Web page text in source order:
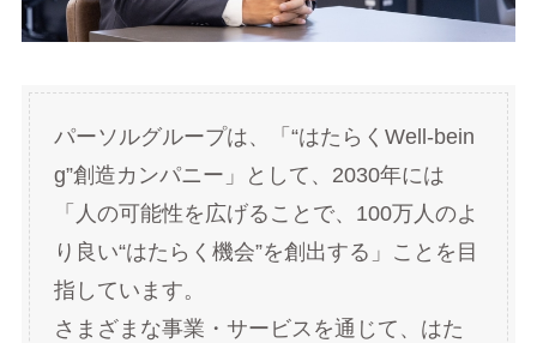
パーソルグループは、「“はたらくWell-bein
g”創造カンパニー」として、2030年には
「人の可能性を広げることで、100万人のよ
り良い“はたらく機会”を創出する」ことを目
指しています。
さまざまな事業・サービスを通じて、はた